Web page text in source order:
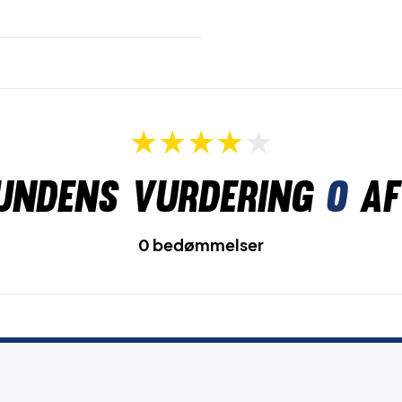
vurdering 0af
0 bedømmelser